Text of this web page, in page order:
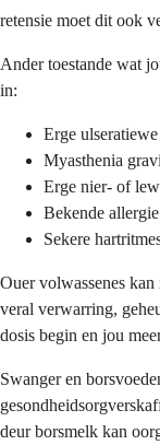
retensie moet dit ook
Ander toestande wat
in:
Erge
Myasthenia
Erge nier- of
Bekende
Sekere
Ouer volwassenes
veral verwarring,
dosis begin en jou
Swanger en
deur borsmelk kan